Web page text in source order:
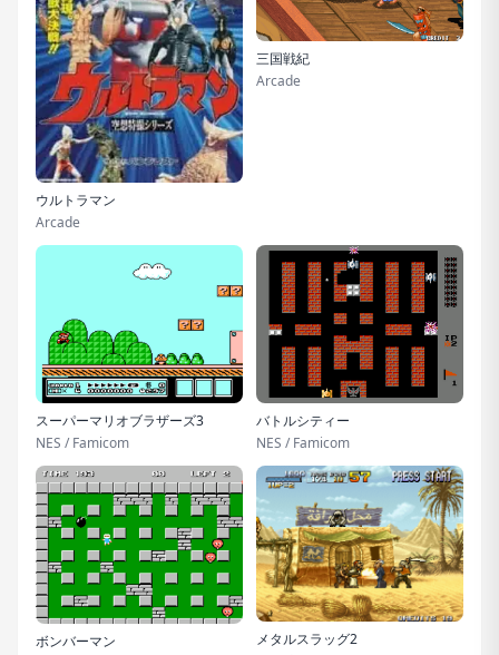
ウルトラマン
Arcade
三国戦紀
Arcade
スーパーマリオブラザーズ3
NES / Famicom
バトルシティー
NES / Famicom
ボンバーマン
メタルスラッグ2